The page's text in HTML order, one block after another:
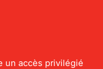
un accès privilégié